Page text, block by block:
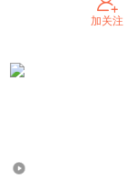
加关注